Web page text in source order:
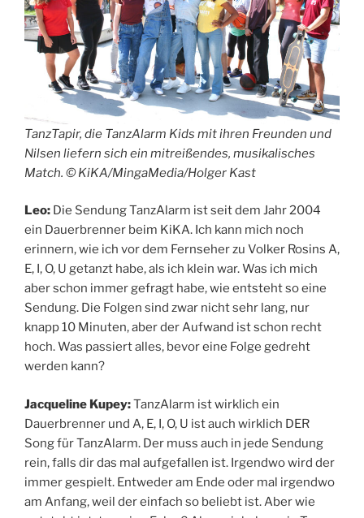
TanzTapir, die TanzAlarm Kids mit ihren Freunden und
Nilsen liefern sich ein mitreißendes, musikalisches
Match. © KiKA/MingaMedia/Holger Kast
Leo: Die Sendung TanzAlarm ist seit dem Jahr 2004
ein Dauerbrenner beim KiKA. Ich kann mich noch
erinnern, wie ich vor dem Fernseher zu Volker Rosins A,
E, I, O, U getanzt habe, als ich klein war. Was ich mich
aber schon immer gefragt habe, wie entsteht so eine
Sendung. Die Folgen sind zwar nicht sehr lang, nur
knapp 10 Minuten, aber der Aufwand ist schon recht
hoch. Was passiert alles, bevor eine Folge gedreht
werden kann?
Jacqueline Kupey:TanzAlarm ist wirklich ein
Dauerbrenner und A, E, I, O, U ist auch wirklich DER
Song für TanzAlarm. Der muss auch in jede Sendung
rein, falls dir das mal aufgefallen ist. Irgendwo wird der
immer gespielt. Entweder am Ende oder mal irgendwo
am Anfang, weil der einfach so beliebt ist. Aber wie